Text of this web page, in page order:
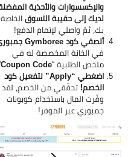
والإكسسوارات والأحذية المفضلة
لديك إلى حقيبة التسوقالخاصة
بك، ثمّ واصلي لإتمام الدفع!
ألصقي كود Gymboree جمبوري
في الخانة المخصصة له في
ملخص الطلبية “Coupon Code
“.
اضغطي “Apply” لتفعيل كود
الخصم!تحقّقي من الخصم، لقد
وفّرت المال باستخدام كوبونات
جمبوري عبر الموفر!